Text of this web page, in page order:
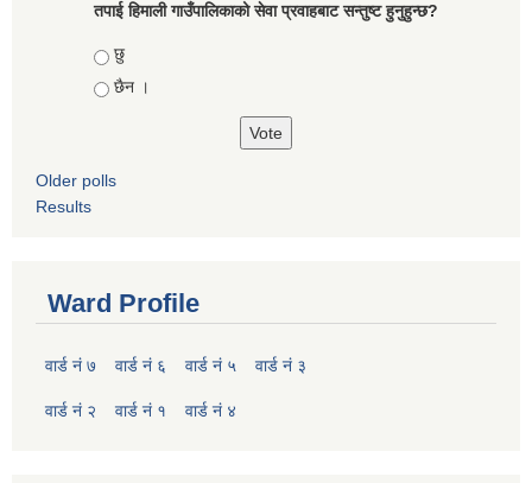
तपाई हिमाली गाउँपालिकाको सेवा प्रवाहबाट सन्तुष्ट हुनुहुन्छ?
Choices
छु
छैन ।
Older polls
Results
Ward Profile
वार्ड नं ७ वार्ड नं ६ वार्ड नं ५ वार्ड नं ३
वार्ड नं २ वार्ड नं १ वार्ड नं ४